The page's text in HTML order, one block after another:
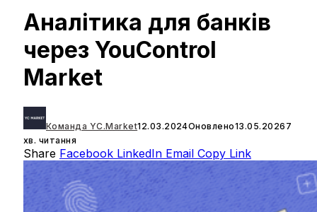
Аналітика для банків
через YouControl
Market
Команда YC.Market12.03.2024Оновлено13.05.2026 7
хв. читання
Share Facebook LinkedIn Email Copy Link